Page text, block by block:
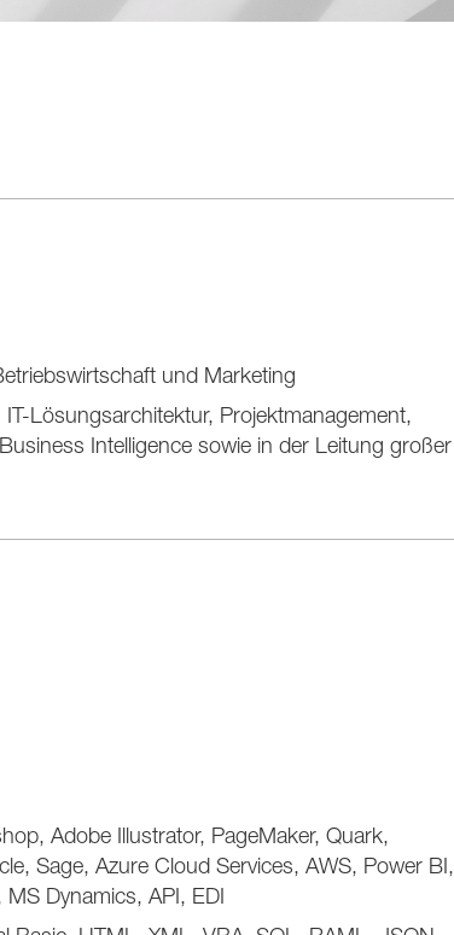
und Marketing
Lösungsarchitektur, Projektmanagement,
Intelligence sowie in der Leitung großer
Adobe Illustrator, PageMaker, Quark,
Sage, Azure Cloud Services, AWS, Power BI,
Dynamics, API, EDI